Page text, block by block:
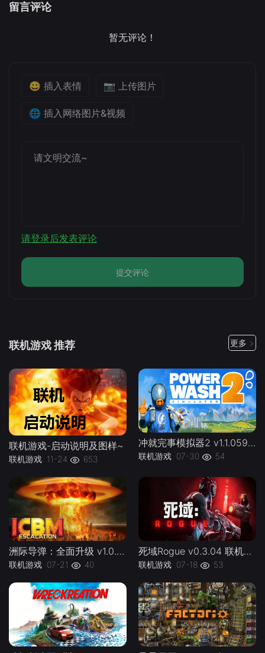
留言评论
暂无评论！
😀 插入表情 📷 上传图片
🌐 插入网络图片&视频
请登录后发表评论
提交评论
联机游戏 推荐 更多 >
联机游戏-启动说明及图样~
联机游戏 11-24 653
冲就完事模拟器2 v1.1.059联机PowerWash.Simulator.2.v1.1.059kj -下载-游戏本体-绿色免安装-解压即玩~
联机游戏 07-30 54
洲际导弹：全面升级 v1.0.0 联机 ICBM lj -下载-游戏本体-绿色免安装-解压即玩~
联机游戏 07-21 40
死域Rogue v0.3.04 联机Deadzone Rogue lj -下载-游戏本体-绿色免安装-解压即玩~
联机游戏 07-18 53